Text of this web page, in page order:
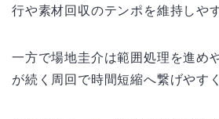
行や素材回収のテンポを維持しや
一方で場地圭介は範囲処理を進め
が続く周回で時間短縮へ繋げやす